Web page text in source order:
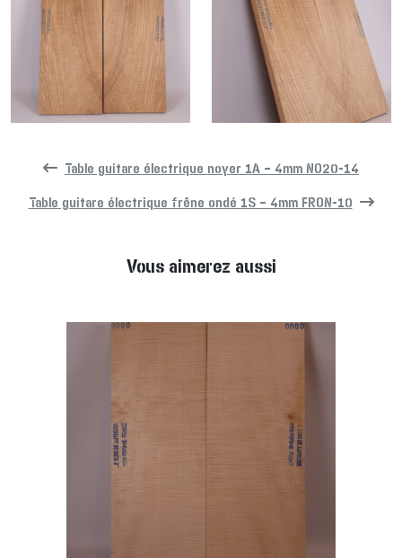
Table guitare électrique noyer 1A – 4mm NO20-14
Table guitare électrique frêne ondé 1S – 4mm FRON-10
Vous aimerez aussi